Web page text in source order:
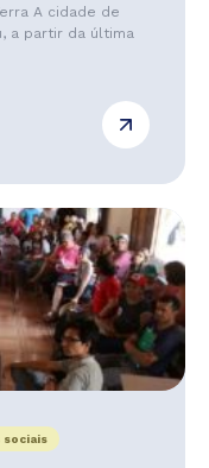
A cidade de
a partir da última
sociais